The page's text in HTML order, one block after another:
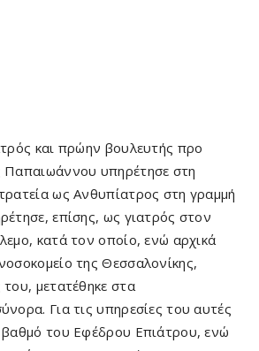
και πρώην βουλευτής προ
Παπαιωάννου υπηρέτησε στη
ως Ανθυπίατρος στη γραμμή
επίσης, ως γιατρός στον
κατά τον οποίο, ενώ αρχικά
της Θεσσαλονίκης,
μετατέθηκε στα
Για τις υπηρεσίες του αυτές
βαθμό του Εφέδρου Επιάτρου, ενώ